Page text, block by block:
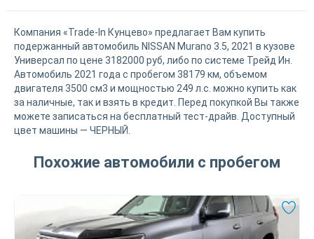
Компания «Trade-In Кунцево» предлагает Вам купить
подержанный автомобиль NISSAN Murano 3.5, 2021 в кузове
Универсал по цене 3182000 руб, либо по системе Трейд Ин.
Автомобиль 2021 года с пробегом 38179 км, объемом
двигателя 3500 см3 и мощностью 249 л.с. можно купить как
за наличные, так и взять в кредит. Перед покупкой Вы также
можете записаться на бесплатный тест-драйв. Доступный
цвет машины — ЧЕРНЫЙ.
Похожие автомобили с пробегом